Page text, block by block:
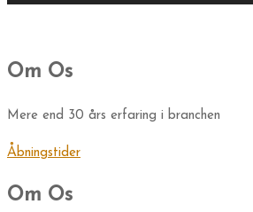
Om Os
Mere end 30 års erfaring i branchen
Åbningstider
Om Os